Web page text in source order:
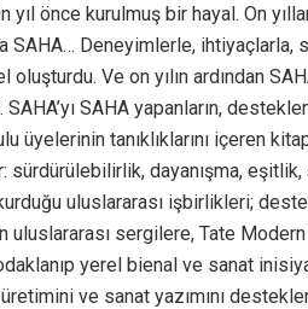
önce kurulmuş bir hayal. On
SAHA… Deneyimlerle, ihtiyaçlarla,
Ve on yılın ardından
SAHA’yı SAHA yapanların,
üyelerinin tanıklıklarını içeren
dayanışma,
uluslararası işbirlikleri;
uluslararası sergilere, Tate
yerel bienal ve sanat
ve sanat yazımını